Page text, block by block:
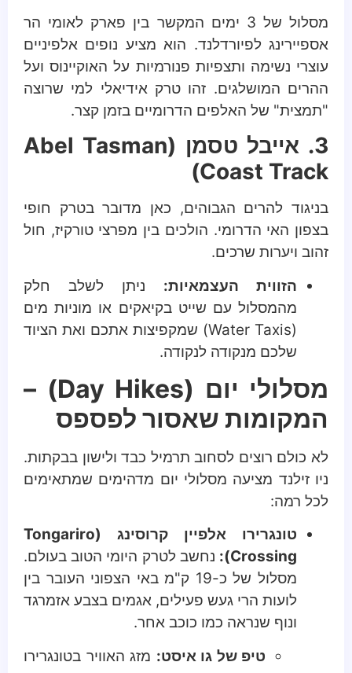
מסלול של 3 ימים המקשר בין פארק לאומי הר
אספיירינג לפיורדלנד. הוא מציע נופים אלפיניים
עוצרי נשימה ותצפיות פנורמיות על האוקיינוס ועל
ההרים המושלגים. זהו טרק אידיאלי למי שרוצה
"תמצית" של האלפים הדרומיים בזמן קצר.
3. אייבל טסמן (Abel Tasman
Coast Track)
בניגוד להרים הגבוהים, כאן מדובר בטרק חופי
בצפון האי הדרומי. הולכים בין מפרצי טורקיז, חול
זהוב ויערות שרכים.
הזווית העצמאיות: ניתן לשלב חלק
מהמסלול עם שייט בקיאקים או מוניות מים
(Water Taxis) שמקפיצות אתכם ואת הציוד
שלכם מנקודה לנקודה.
מסלולי יום (Day Hikes) –
המקומות שאסור לפספס
לא כולם רוצים לסחוב תרמיל כבד ולישון בבקתות.
ניו זילנד מציעה מסלולי יום מדהימים שמתאימים
לכל רמה:
טונגרירו אלפיין קרוסינג (Tongariro
Crossing):
נחשב לטרק היומי הטוב בעולם.
מסלול של כ-19 ק"מ באי הצפוני העובר בין
לועות הרי געש פעילים, אגמים בצבע אזמרגד
ונוף שנראה כמו כוכב אחר.
טיפ של גו איסט: מזג האוויר בטונגרירו